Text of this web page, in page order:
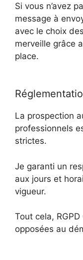
Si vous n’avez
message à
avec le choix
merveille grâce
place.
La prospection
professionnels
strictes.
Je garanti un
aux jours et
vigueur.
Tout cela,
opposées au